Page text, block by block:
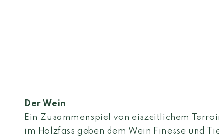
Der Wein
Ein Zusammenspiel von eiszeitlichem
im Holzfass geben dem Wein Finesse und